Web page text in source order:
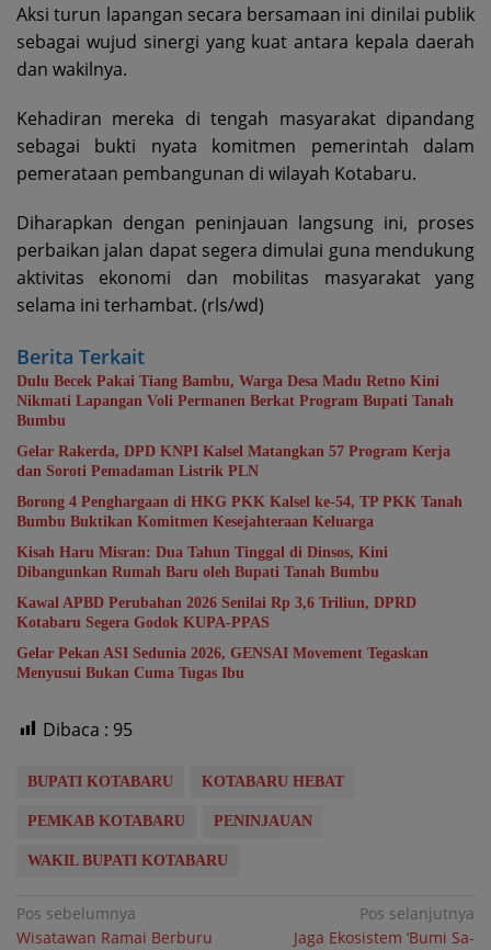
Aksi turun lapangan secara bersamaan ini dinilai publik
sebagai wujud sinergi yang kuat antara kepala daerah
dan wakilnya.
Kehadiran mereka di tengah masyarakat dipandang
sebagai bukti nyata komitmen pemerintah dalam
pemerataan pembangunan di wilayah Kotabaru.
Diharapkan dengan peninjauan langsung ini, proses
perbaikan jalan dapat segera dimulai guna mendukung
aktivitas ekonomi dan mobilitas masyarakat yang
selama ini terhambat. (rls/wd)
Berita Terkait
Dulu Becek Pakai Tiang Bambu, Warga Desa Madu Retno Kini
Nikmati Lapangan Voli Permanen Berkat Program Bupati Tanah
Bumbu
Gelar Rakerda, DPD KNPI Kalsel Matangkan 57 Program Kerja
dan Soroti Pemadaman Listrik PLN
Borong 4 Penghargaan di HKG PKK Kalsel ke-54, TP PKK Tanah
Bumbu Buktikan Komitmen Kesejahteraan Keluarga
Kisah Haru Misran: Dua Tahun Tinggal di Dinsos, Kini
Dibangunkan Rumah Baru oleh Bupati Tanah Bumbu
Kawal APBD Perubahan 2026 Senilai Rp 3,6 Triliun, DPRD
Kotabaru Segera Godok KUPA-PPAS
Gelar Pekan ASI Sedunia 2026, GENSAI Movement Tegaskan
Menyusui Bukan Cuma Tugas Ibu
Dibaca : 95
BUPATI KOTABARU KOTABARU HEBAT
PEMKAB KOTABARU PENINJAUAN
WAKIL BUPATI KOTABARU
Navigasi
Pos sebelumnya
Wisatawan Ramai Berburu
Pos selanjutnya
Jaga Ekosistem ‘Bumi Sa-